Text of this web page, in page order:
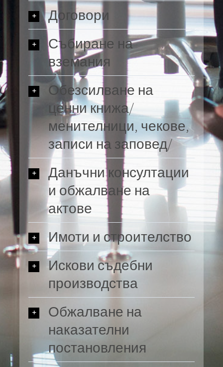
Договори
Събиране на
вземания
Обезсилване на
ценни книжа/
менителници, чекове,
записи на заповед/
Данъчни консултации
и обжалване на
актове
Имоти и строителство
Искови съдебни
производства
Обжалване на
наказателни
постановления
права запазени | Powered by